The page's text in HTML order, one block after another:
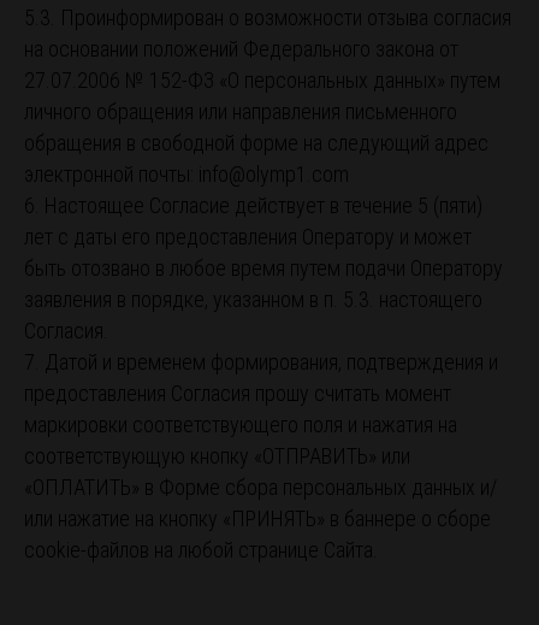
5.3. Проинформирован о возможности отзыва согласия
на основании положений Федерального закона от
27.07.2006 № 152-ФЗ «О персональных данных» путем
личного обращения или направления письменного
обращения в свободной форме на следующий адрес
электронной почты: info@olymp1.com
6. Настоящее Согласие действует в течение 5 (пяти)
лет с даты его предоставления Оператору и может
быть отозвано в любое время путем подачи Оператору
заявления в порядке, указанном в п. 5.3. настоящего
Согласия.
7. Датой и временем формирования, подтверждения и
предоставления Согласия прошу считать момент
маркировки соответствующего поля и нажатия на
соответствующую кнопку «ОТПРАВИТЬ» или
«ОПЛАТИТЬ» в Форме сбора персональных данных и/
или нажатие на кнопку «ПРИНЯТЬ» в баннере о сборе
cookie-файлов на любой странице Сайта.